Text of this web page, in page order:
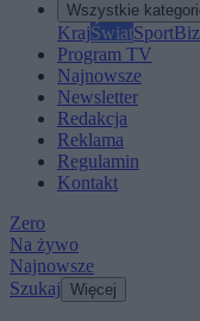
Wszystkie
KrajŚwiatSport
Program TV
Najnowsze
Newsletter
Redakcja
Reklama
Regulamin
Kontakt
Zero
Na żywo
Najnowsze
Szukaj Więcej